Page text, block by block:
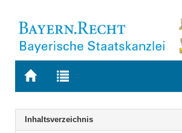
Zur
BAYERN.RECHT
Zur
letzten
Suche
Navigation
Inhaltsverzeichnis